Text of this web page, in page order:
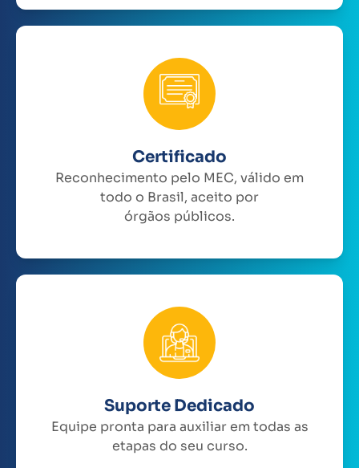
Certificado
Reconhecimento pelo MEC, válido em
todo o Brasil, aceito por
órgãos públicos.
Suporte Dedicado
Equipe pronta para auxiliar em todas as
etapas do seu curso.